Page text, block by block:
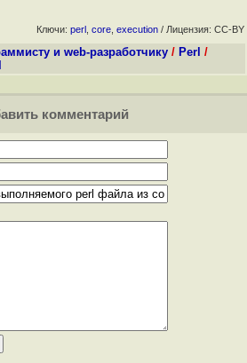
Ключи: perl core execution / Лицензия: CC-BY
и web-разработчику / Perl /
комментарий